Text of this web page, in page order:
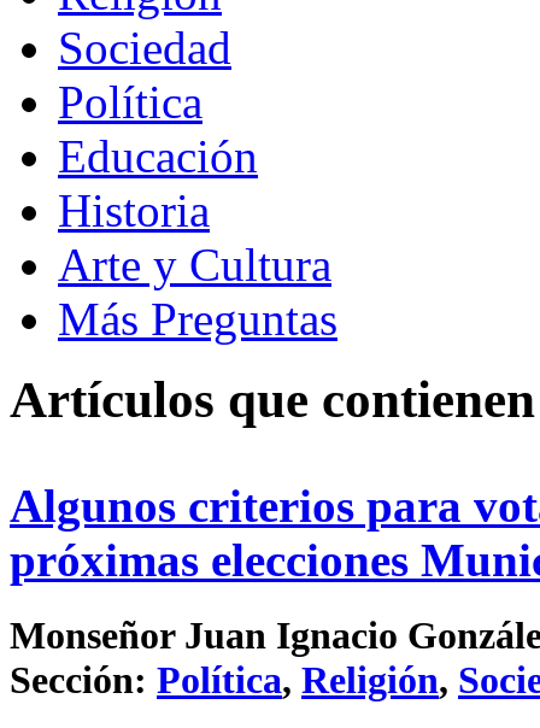
Sociedad
Política
Educación
Historia
Arte y Cultura
Más Preguntas
Artículos que
Algunos criterios para
próximas elecciones
Monseñor Juan Ignacio
Sección: Política, Religión,